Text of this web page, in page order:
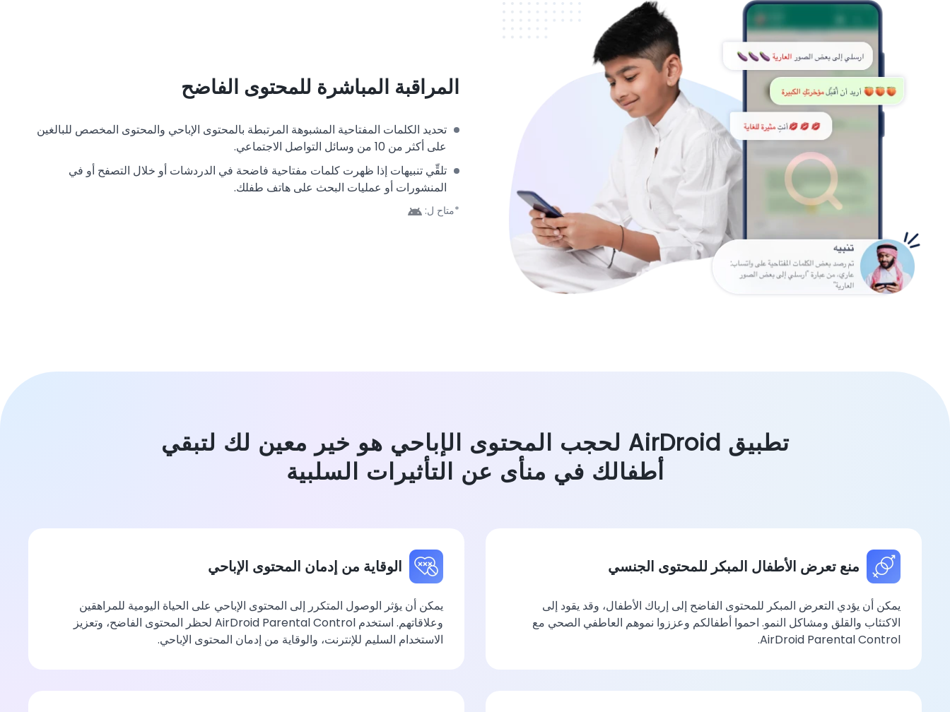
المراقبة المباشرة للمحتوى الفاضح
تحديد الكلمات المفتاحية المشبوهة المرتبطة بالمحتوى الإباحي والمحتوى المخصص للبالغين
على أكثر من 10 من وسائل التواصل الاجتماعي.
تلقِّي تنبيهات إذا ظهرت كلمات مفتاحية فاضحة في الدردشات أو خلال التصفح أو في
المنشورات أو عمليات البحث على هاتف طفلك.
*متاح ل:
تطبيق AirDroid لحجب المحتوى الإباحي هو خير معين لك لتبقي
أطفالك في منأى عن التأثيرات السلبية
منع تعرض الأطفال المبكر للمحتوى الجنسي
يمكن أن يؤدي التعرض المبكر للمحتوى الفاضح إلى إرباك الأطفال، وقد يقود إلى
الاكتئاب والقلق ومشاكل النمو. احموا أطفالكم وعززوا نموهم العاطفي الصحي مع
AirDroid Parental Control.
الوقاية من إدمان المحتوى الإباحي
يمكن أن يؤثر الوصول المتكرر إلى المحتوى الإباحي على الحياة اليومية للمراهقين
وعلاقاتهم. استخدم AirDroid Parental Control لحظر المحتوى الفاضح، وتعزيز
الاستخدام السليم للإنترنت، والوقاية من إدمان المحتوى الإباحي.